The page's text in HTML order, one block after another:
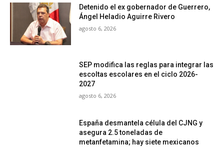
Detenido el ex gobernador de Guerrero,
Ángel Heladio Aguirre Rivero
agosto 6, 2026
SEP modifica las reglas para integrar las
escoltas escolares en el ciclo 2026-
2027
agosto 6, 2026
España desmantela célula del CJNG y
asegura 2.5 toneladas de
metanfetamina; hay siete mexicanos